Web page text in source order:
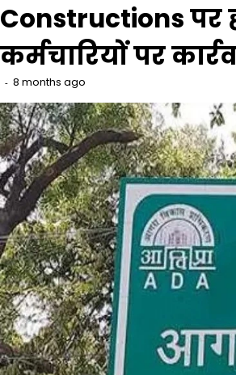
Constructions पर
कर्मचारियों पर
8 months ago